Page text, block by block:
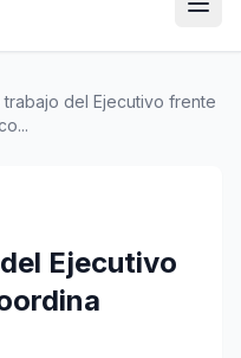
del Ejecutivo frente
Ejecutivo